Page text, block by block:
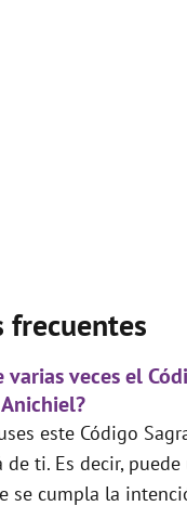
frecuentes
varias veces el
este Código
ti. Es decir, puede
se cumpla la